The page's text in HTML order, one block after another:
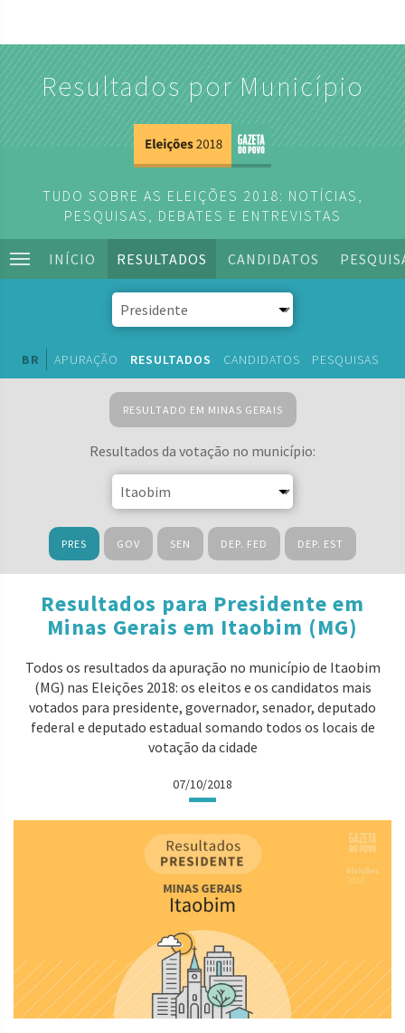
Resultados por Município
TUDO SOBRE AS ELEIÇÕES 2018: NOTÍCIAS,
PESQUISAS, DEBATES E ENTREVISTAS
INÍCIO RESULTADOS CANDIDATOS
BR APURAÇÃO RESULTADOS CANDIDATOS PESQUISAS
RESULTADO EM MINAS GERAIS
Resultados da votação no município:
PRES GOV SEN DEP. FED DEP. EST
Resultados para Presidente em
Minas Gerais em Itaobim (MG)
Todos os resultados da apuração no município de Itaobim
(MG) nas Eleições 2018: os eleitos e os candidatos mais
votados para presidente, governador, senador, deputado
federal e deputado estadual somando todos os locais de
votação da cidade
07/10/2018